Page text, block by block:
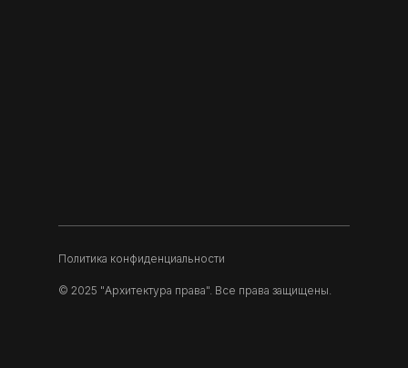
Политика конфиденциальности
© 2025 "Архитектура права". Все права защищены.